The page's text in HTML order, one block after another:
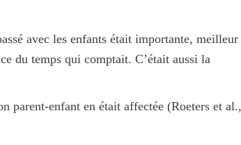
avec les enfants était importante, meilleur
du temps qui comptait. C’était aussi la
parent-enfant en était affectée (Roeters et al.,